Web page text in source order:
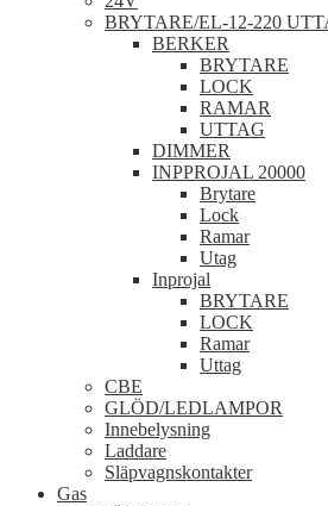
BRYTARE/EL-12-220
BERKER
BRYTARE
LOCK
RAMAR
UTTAG
DIMMER
INPPROJAL 20000
Brytare
Lock
Ramar
Utag
Inprojal
BRYTARE
LOCK
Ramar
Uttag
CBE
GLÖD/LEDLAMPOR
Innebelysning
Laddare
Släpvagnskontakter
Gas